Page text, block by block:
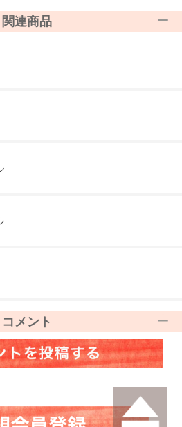
関連商品
コメント